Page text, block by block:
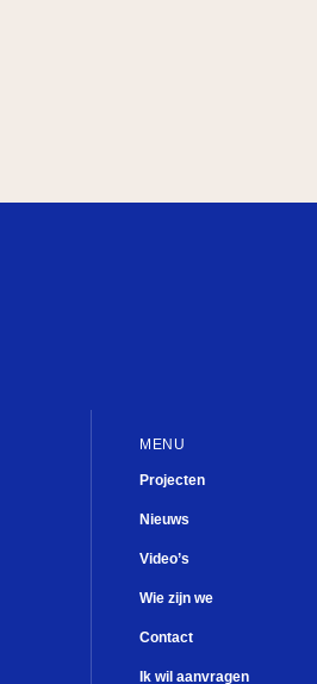
MENU
Projecten
Nieuws
Video’s
Wie zijn we
Contact
Ik wil aanvragen